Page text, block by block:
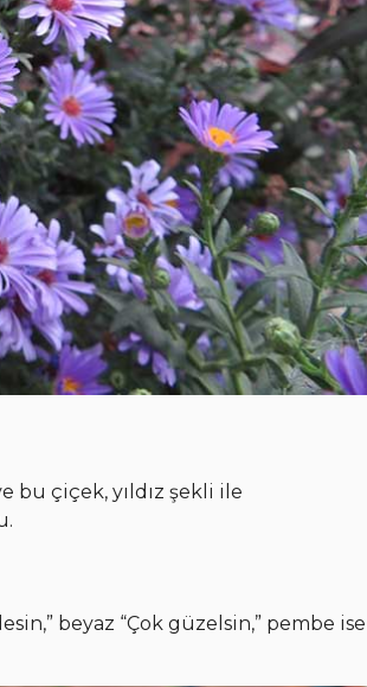
bu çiçek, yıldız şekli ile
beyaz “Çok güzelsin,” pembe ise